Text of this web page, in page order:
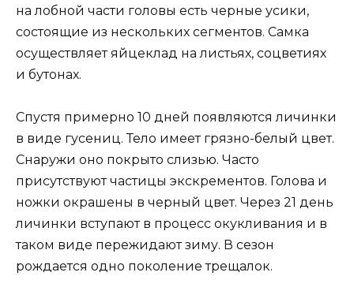
на лобной части головы есть черные усики,
состоящие из нескольких сегментов. Самка
осуществляет яйцеклад на листьях, соцветиях
и бутонах.
Спустя примерно 10 дней появляются личинки
в виде гусениц. Тело имеет грязно-белый цвет.
Снаружи оно покрыто слизью. Часто
присутствуют частицы экскрементов. Голова и
ножки окрашены в черный цвет. Через 21 день
личинки вступают в процесс окукливания и в
таком виде пережидают зиму. В сезон
рождается одно поколение трещалок.